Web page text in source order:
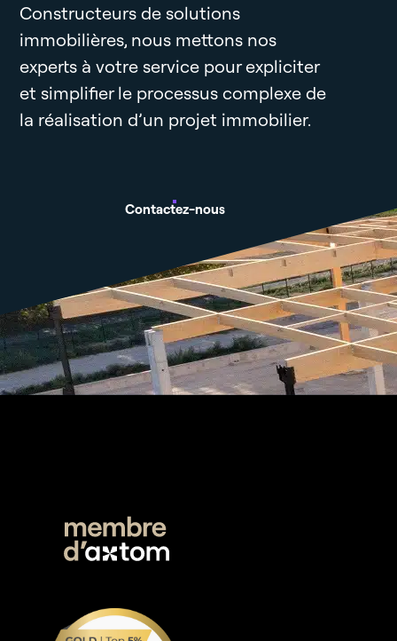
Constructeurs de solutions
immobilières, nous mettons nos
experts à votre service pour expliciter
et simplifier le processus complexe de
la réalisation d’un projet immobilier.
Contactez-nous